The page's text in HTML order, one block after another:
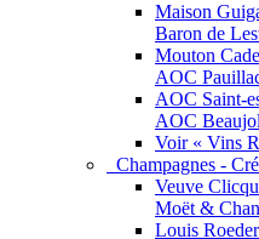
Maison
Baron de
Mouton
AOC
AOC Saint-
AOC
Voir « Vins
Champagnes -
Veuve
Moët &
Louis